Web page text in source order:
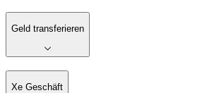
Geld transferieren
Xe Geschäft